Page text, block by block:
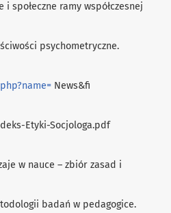
społeczne ramy współczesnej
psychometryczne.
News&ﬁ
Etyki-Socjologa.pdf
w nauce – zbiór zasad i
badań w pedagogice.